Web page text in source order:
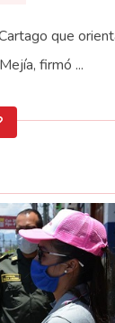
que
firmó ...